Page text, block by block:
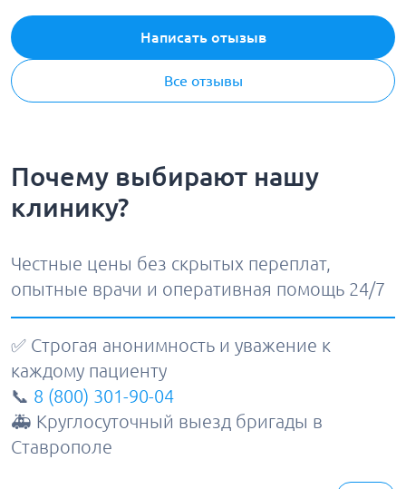
Написать отызыв
Все отзывы
Почему выбирают нашу
клинику?
Честные цены без скрытых переплат,
опытные врачи и оперативная помощь 24/7
✅ Строгая анонимность и уважение к
каждому пациенту
📞 8 (800) 301-90-04
🚑 Круглосуточный выезд бригады в
Ставрополе